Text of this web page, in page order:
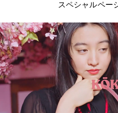
スペシャルペー